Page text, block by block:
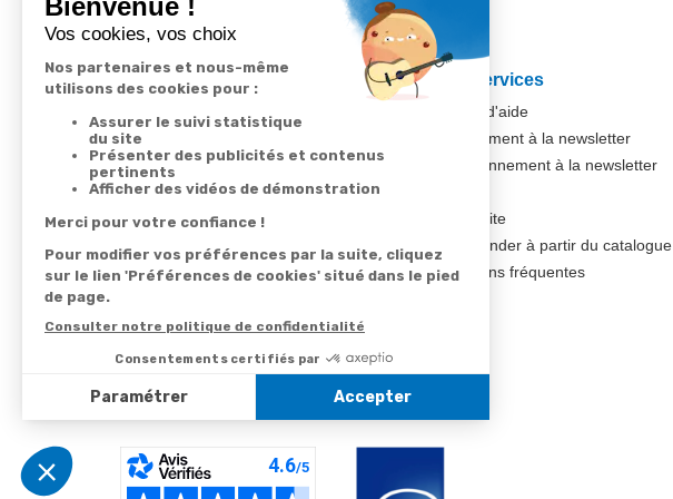
Votre commande
Suivi de commande
Livraison
Paiement facilité
Satisfait ou remboursé, retour ou échange
Codes promotionnels
Informations environnementales des
produits
Nos services
Besoin d'aide
Abonnement à la newsletter
Désabonnement à la newsletter
1ère visite
Commander à partir du catalogue
Questions fréquentes